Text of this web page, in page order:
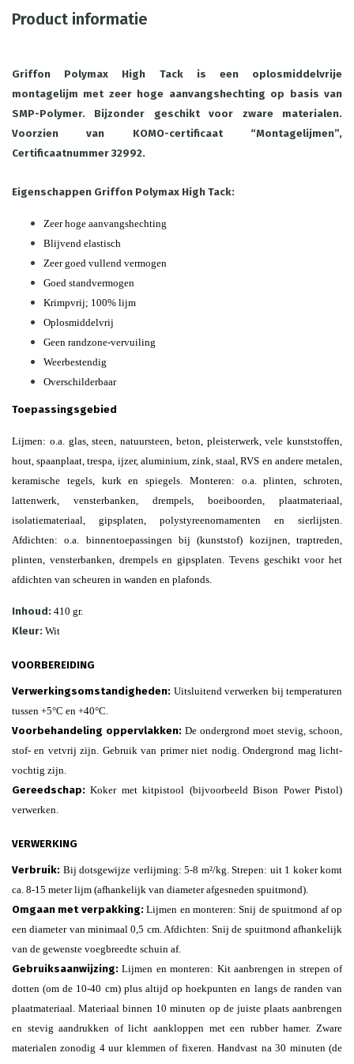
Product informatie
Griffon Polymax High Tack is een oplosmiddelvrije
montagelijm met zeer hoge aanvangshechting op basis van
SMP-Polymer. Bijzonder geschikt voor zware materialen.
Voorzien van KOMO-certificaat “Montagelijmen”,
Certificaatnummer 32992.
Eigenschappen Griffon Polymax High Tack:
Zeer hoge aanvangshechting
Blijvend elastisch
Zeer goed vullend vermogen
Goed standvermogen
Krimpvrij; 100% lijm
Oplosmiddelvrij
Geen randzone-vervuiling
Weerbestendig
Overschilderbaar
Toepassingsgebied
Lijmen: o.a. glas, steen, natuursteen, beton, pleisterwerk, vele kunststoffen,
hout, spaanplaat, trespa, ijzer, aluminium, zink, staal, RVS en andere metalen,
keramische tegels, kurk en spiegels. Monteren: o.a. plinten, schroten,
lattenwerk, vensterbanken, drempels, boeiboorden, plaatmateriaal,
isolatiemateriaal, gipsplaten, polystyreenornamenten en sierlijsten.
Afdichten: o.a. binnentoepassingen bij (kunststof) kozijnen, traptreden,
plinten, vensterbanken, drempels en gipsplaten. Tevens geschikt voor het
afdichten van scheuren in wanden en plafonds.
Inhoud: 410 gr.
Kleur: Wit
VOORBEREIDING
Verwerkingsomstandigheden: Uitsluitend verwerken bij temperaturen
tussen +5°C en +40°C.
Voorbehandeling oppervlakken: De ondergrond moet stevig, schoon,
stof- en vetvrij zijn. Gebruik van primer niet nodig. Ondergrond mag licht-
vochtig zijn.
Gereedschap: Koker met kitpistool (bijvoorbeeld Bison Power Pistol)
verwerken.
VERWERKING
Verbruik: Bij dotsgewijze verlijming: 5-8 m²/kg. Strepen: uit 1 koker komt
ca. 8-15 meter lijm (afhankelijk van diameter afgesneden spuitmond).
Omgaan met verpakking: Lijmen en monteren: Snij de spuitmond af op
een diameter van minimaal 0,5 cm. Afdichten: Snij de spuitmond afhankelijk
van de gewenste voegbreedte schuin af.
Gebruiksaanwijzing: Lijmen en monteren: Kit aanbrengen in strepen of
dotten (om de 10-40 cm) plus altijd op hoekpunten en langs de randen van
plaatmateriaal. Materiaal binnen 10 minuten op de juiste plaats aanbrengen
en stevig aandrukken of licht aankloppen met een rubber hamer. Zware
materialen zonodig 4 uur klemmen of fixeren. Handvast na 30 minuten (de